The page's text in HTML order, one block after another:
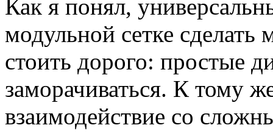
Как я понял,
модульной сетке
стоить дорого: простые
заморачиваться. К тому
взаимодействие со